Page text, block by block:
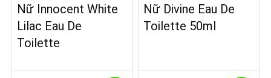
Nữ Innocent White
Lilac Eau De
Toilette
Nữ Divine Eau De
Toilette 50ml